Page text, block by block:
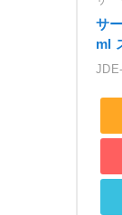
サ
ml